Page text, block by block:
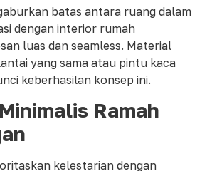
batas antara ruang dalam
dengan interior rumah
luas dan seamless. Material
yang sama atau pintu kaca
keberhasilan konsep ini.
Ramah
kelestarian dengan